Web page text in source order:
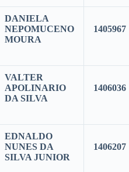
DANIELA
NEPOMUCENO
MOURA
1405967
VALTER
APOLINARIO
DA SILVA
1406036
EDNALDO
NUNES DA
SILVA JUNIOR
1406207